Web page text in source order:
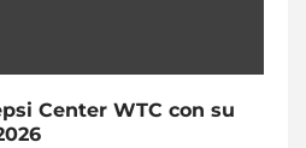
Center WTC con su